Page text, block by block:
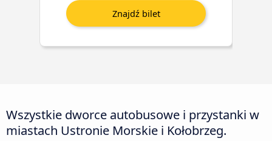
Wszystkie dworce autobusowe i przystanki w
miastach Ustronie Morskie i Kołobrzeg.